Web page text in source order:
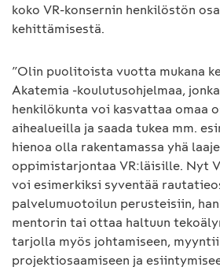
koko VR-konsernin henkilöstön
kehittämisestä.
”Olin puolitoista vuotta mukana
Akatemia -koulutusohjelmaa,
henkilökunta voi kasvattaa omaa
aihealueilla ja saada tukea mm.
hienoa olla rakentamassa yhä
oppimistarjontaa VR:läisille. Nyt
voi esimerkiksi syventää
palvelumuotoilun perusteisiin,
mentorin tai ottaa haltuun
tarjolla myös johtamiseen,
projektiosaamiseen ja